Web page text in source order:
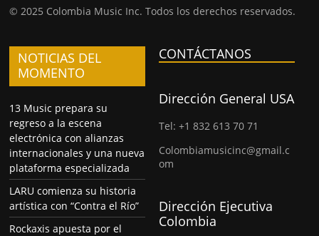
© 2025 Colombia Music Inc. Todos los derechos reservados.
NOTICIAS DEL
MOMENTO
13 Music prepara su
regreso a la escena
electrónica con alianzas
internacionales y una nueva
plataforma especializada
LARU comienza su historia
artística con “Contra el Río”
Rockaxis apuesta por el
CONTÁCTANOS
Dirección General USA
Tel: +1 832 613 70 71
Colombiamusicinc@gmail.c
om
Dirección Ejecutiva
Colombia